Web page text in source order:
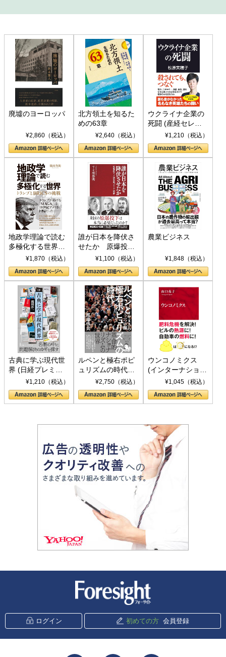
廃墟のヨーロッパ
¥2,860（税込）
北方領土を知るた
めの63章
¥2,640（税込）
ウクライナ企業の
死闘 (産経セレク
ト S 039)¥1,210（税込）
地政学理論で読む
多極化する世界：
トランプとBRICS
の挑戦
¥1,870（税込）
誰が日本を降伏さ
せたか 原爆投
下、ソ連参戦、そ
して聖断 (PHP新
書)
¥1,100（税込）
農業ビジネス
¥1,848（税込）
古典に学ぶ現代世
界 (日経プレミア
シリーズ)¥1,210（税込）
ルペンと極右ポピ
ュリズムの時代：
〈ヤヌス〉の二つ
の顔
¥2,750（税込）
ウンコノミクス
(インターナショナ
ル新書)¥1,045（税込）
ログイン 初めての方 会員登録